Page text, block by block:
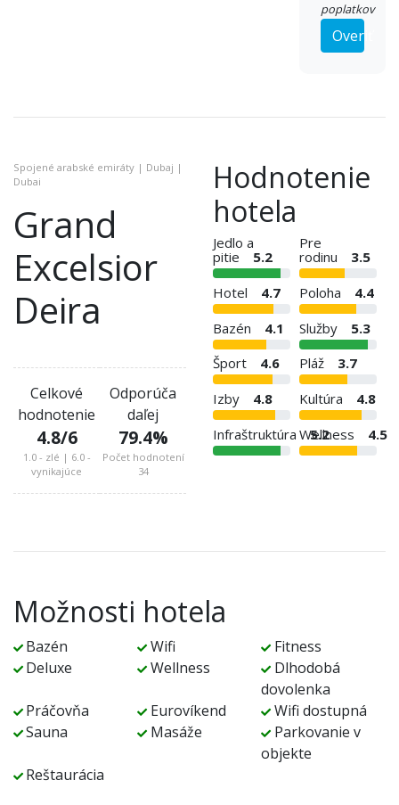
poplatkov
Overiť
Spojené arabské emiráty | Dubaj |
Dubai
Grand
Excelsior
Deira
Celkové
hodnotenie
4.8/6
1.0 - zlé | 6.0 -
vynikajúce
Odporúča
daľej
79.4%
Počet hodnotení
34
Hodnotenie
hotela
Jedlo a
pitie
5.2
Pre
rodinu
3.5
Hotel
4.7 Poloha
4.4
Bazén
4.1 Služby
5.3
Šport
4.6 Pláž
3.7
Izby
4.8 Kultúra
4.8
Infraštruktúra
5.2
Wellness 4.5
Možnosti hotela
Bazén Wifi
Fitness
Deluxe
Wellness
Dlhodobá
dovolenka
Práčovňa
Eurovíkend
Wifi dostupná
Sauna
Masáže
Parkovanie v
objekte
Reštaurácia